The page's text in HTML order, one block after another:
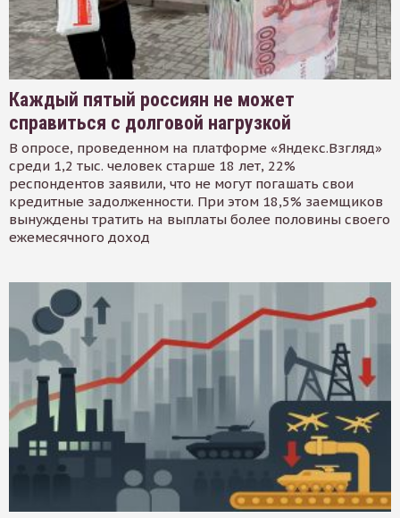
Каждый пятый россиян не может
справиться с долговой нагрузкой
В опросе, проведенном на платформе «Яндекс.Взгляд»
среди 1,2 тыс. человек старше 18 лет, 22%
респондентов заявили, что не могут погашать свои
кредитные задолженности. При этом 18,5% заемщиков
вынуждены тратить на выплаты более половины своего
ежемесячного доход